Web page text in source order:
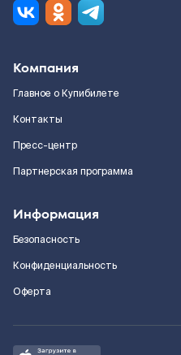
Компания
Главное о Купибилете
Контакты
Пресс-центр
Партнерская программа
Информация
Безопасность
Конфиденциальность
Оферта